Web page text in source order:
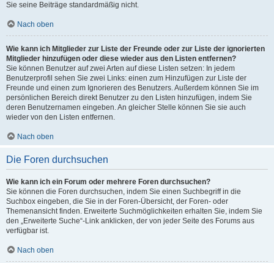
Sie seine Beiträge standardmäßig nicht.
Nach oben
Wie kann ich Mitglieder zur Liste der Freunde oder zur Liste der ignorierten
Mitglieder hinzufügen oder diese wieder aus den Listen entfernen?
Sie können Benutzer auf zwei Arten auf diese Listen setzen: In jedem
Benutzerprofil sehen Sie zwei Links: einen zum Hinzufügen zur Liste der
Freunde und einen zum Ignorieren des Benutzers. Außerdem können Sie im
persönlichen Bereich direkt Benutzer zu den Listen hinzufügen, indem Sie
deren Benutzernamen eingeben. An gleicher Stelle können Sie sie auch
wieder von den Listen entfernen.
Nach oben
Die Foren durchsuchen
Wie kann ich ein Forum oder mehrere Foren durchsuchen?
Sie können die Foren durchsuchen, indem Sie einen Suchbegriff in die
Suchbox eingeben, die Sie in der Foren-Übersicht, der Foren- oder
Themenansicht finden. Erweiterte Suchmöglichkeiten erhalten Sie, indem Sie
den „Erweiterte Suche“-Link anklicken, der von jeder Seite des Forums aus
verfügbar ist.
Nach oben